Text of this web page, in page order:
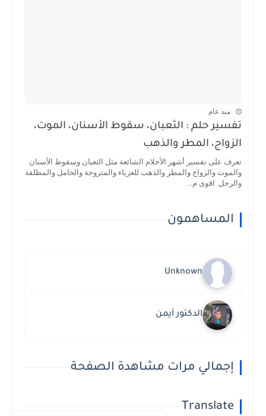
منذ عام
تفسير حلم : الثعبان، سقوط الأسنان، الموت،
الزواج، المطر والذهب
تعرف على تفسير أشهر الأحلام الشائعة مثل الثعبان وسقوط الأسنان
والموت والزواج والمطر والذهب للعزباء والمتزوجة والحامل والمطلقة
والرجل. اقوى م...
المساهمون
Unknown
الدكتور أيمن
إجمالي مرات مشاهدة الصفحة
Translate